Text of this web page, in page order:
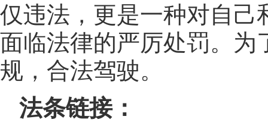
仅违法，更是一种对自己
面临法律的严厉处罚。为
规，合法驾驶。
法条链接：